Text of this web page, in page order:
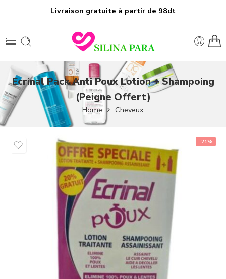
Livraison gratuite à partir de 98dt
Ecrinal Pack Anti Poux Lotion + Shampoing
(Peigne Offert)
Home Cheveux
-21%